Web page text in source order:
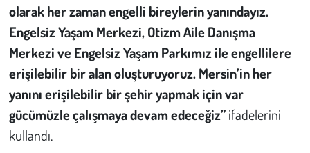
olarak her zaman engelli bireylerin yanındayız.
Engelsiz Yaşam Merkezi, Otizm Aile Danışma
Merkezi ve Engelsiz Yaşam Parkımız ile engellilere
erişilebilir bir alan oluşturuyoruz. Mersin’in her
yanını erişilebilir bir şehir yapmak için var
gücümüzle çalışmaya devam edeceğiz”ifadelerini
kullandı.